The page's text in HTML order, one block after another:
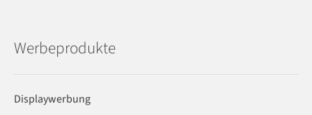
Werbeprodukte
Displaywerbung